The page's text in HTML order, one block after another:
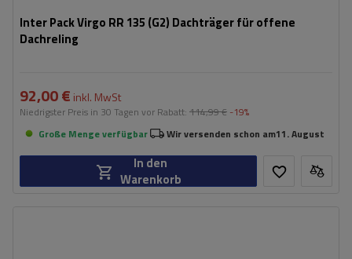
Inter Pack Virgo RR 135 (G2) Dachträger für offene
Dachreling
92,00 € inkl. MwSt
Niedrigster Preis in 30 Tagen vor Rabatt: 114,99 € -19%
Große Menge verfügbar
Wir versenden schon am11. August
In den
Warenkorb